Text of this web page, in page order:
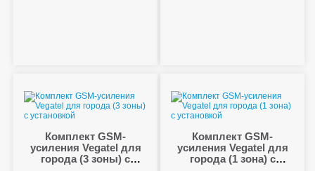
Комплект GSM-
усиления Vegatel для
города (3 зоны) с
Комплект GSM-
усиления Vegatel для
города (1 зона) с